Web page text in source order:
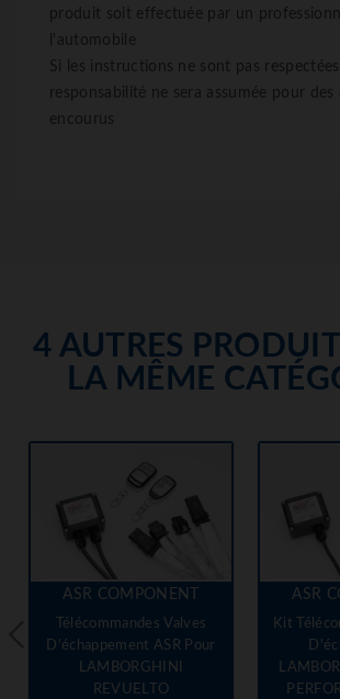
produit soit effectuée par un
l'automobile
Si les instructions ne sont pas
responsabilité ne sera assumée pour des
encourus
4 AUTRES
LA MÊME
ASR COMPONENT
Télécommandes Valves
D'échappement ASR Pour
LAMBORGHINI
REVUELTO
ASR
Kit